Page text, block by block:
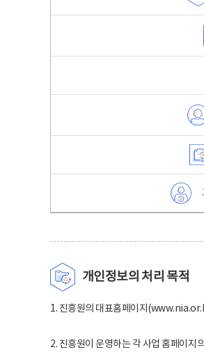
개인정보의 처리 목적
1. 진흥원의 대표홈페이지
2. 진흥원이 운영하는 각 사업 홈페이지